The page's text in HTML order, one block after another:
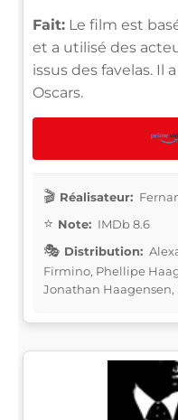
Fait: Le film est
et a utilisé des
issus des favelas. Il
Oscars.
Réalisateur:
Note: IMDb 8.6
Distribution:
Firmino, Phellipe
Jonathan